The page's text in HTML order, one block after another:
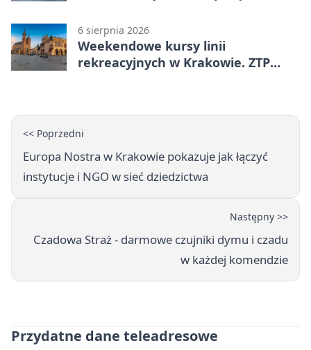
6 sierpnia 2026
Weekendowe kursy linii
rekreacyjnych w Krakowie. ZTP
<< Poprzedni
Europa Nostra w Krakowie pokazuje jak łączyć
instytucje i NGO w sieć dziedzictwa
Następny >>
Czadowa Straż - darmowe czujniki dymu i czadu
w każdej komendzie
Przydatne dane teleadresowe